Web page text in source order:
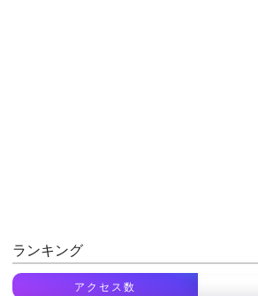
ランキング
アクセス数